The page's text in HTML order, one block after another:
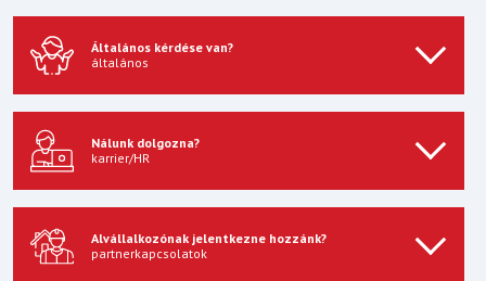
Általános kérdése van?
általános
Nálunk dolgozna?
karrier/HR
Alvállalkozónak jelentkezne hozzánk?
partnerkapcsolatok